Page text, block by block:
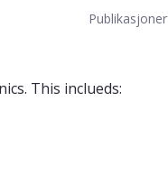
Publikasjoner
This inclueds: